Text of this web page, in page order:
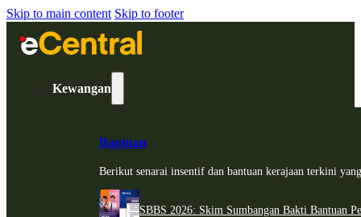
Skip to main content Skip to footer
Kewangan
Bantuan
Berikut senarai insentif dan bantuan kerajaan terkini
SBBS 2026: Skim Sumbangan Bakti Bantuan